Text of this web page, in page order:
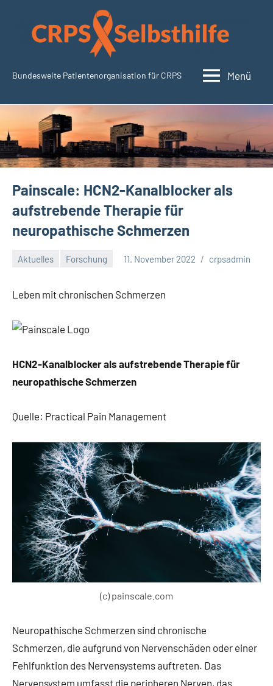
springen
CRPSSelbsthilfe.org
Bundesweite Patientenorganisation für CRPS Menü
Painscale: HCN2-Kanalblocker als
aufstrebende Therapie für
neuropathische Schmerzen
Aktuelles Forschung 11. November 2022 crpsadmin
Leben mit chronischen Schmerzen
HCN2-Kanalblocker als aufstrebende Therapie für
neuropathische Schmerzen
Quelle: Practical Pain Management
(c) painscale.com
Neuropathische Schmerzen sind chronische
Schmerzen, die aufgrund von Nervenschäden oder einer
Fehlfunktion des Nervensystems auftreten. Das
Nervensystem umfasst die peripheren Nerven, das